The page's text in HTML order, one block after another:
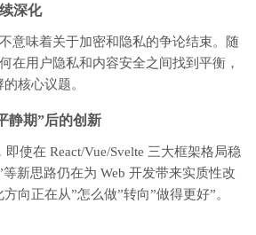
深化
意味着关于加密和隐私的争论结束。随
在用户隐私和内容安全之间找到平衡，
核心议题。
静期”后的创新
使在 React/Vue/Svelte 三大框架格局稳
新思路仍在为 Web 开发带来实质性改
向正在从”怎么做”转向”做得更好”。